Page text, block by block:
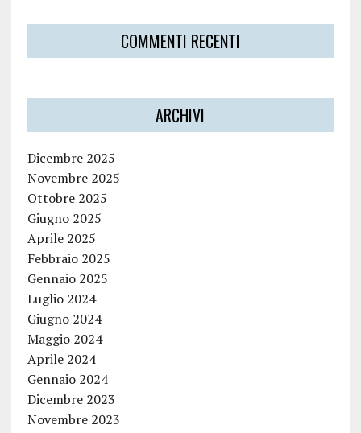
COMMENTI RECENTI
ARCHIVI
Dicembre 2025
Novembre 2025
Ottobre 2025
Giugno 2025
Aprile 2025
Febbraio 2025
Gennaio 2025
Luglio 2024
Giugno 2024
Maggio 2024
Aprile 2024
Gennaio 2024
Dicembre 2023
Novembre 2023